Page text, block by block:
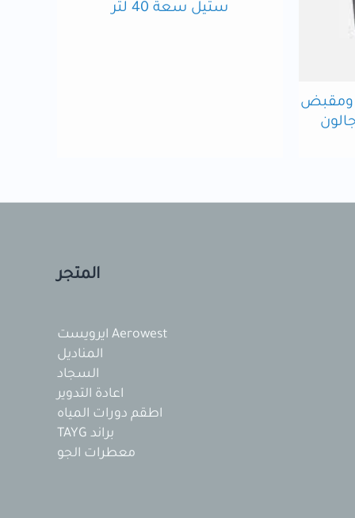
ومقبض
ستيل سعة 40 لتر
المتجر
Aerowest ايرويست
المناديل
السجاد
اعادة التدوير
اطقم دورات المياه
براند TAYG
معطرات الجو